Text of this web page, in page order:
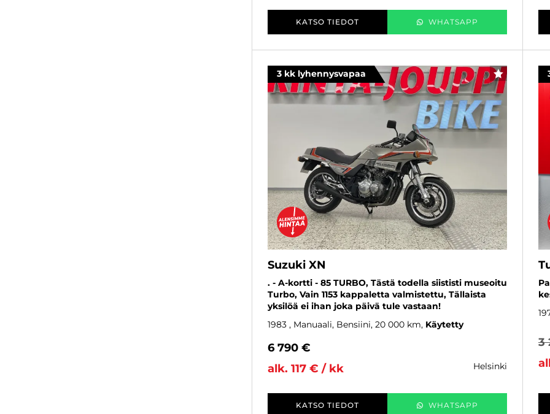
KATSO TIEDOT WHATSAPP
3 kk lyhennysvapaa SUOSIKKI
Suzuki XN
. - A-kortti - 85 TURBO, Tästä todella siististi museoitu
Turbo, Vain 1153 kappaletta valmistettu, Tällaista
yksilöä ei ihan joka päivä tule vastaan!
1983 , Manuaali, Bensiini, 20 000 km Käytetty
6 790 €
alk. 117 € / kk
helsinki
KATSO TIEDOT WHATSAPP
3